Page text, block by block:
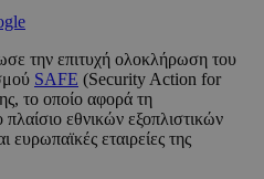
την επιτυχή ολοκλήρωση του
SAFE (Security Action for
το οποίο αφορά τη
εθνικών εξοπλιστικών
εταιρείες της